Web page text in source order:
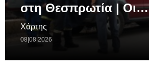
στη Θεσπρωτία | Οι…
Χάρτης
08|08|2026